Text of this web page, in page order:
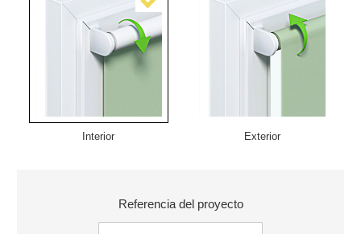
Interior Exterior
Referencia del proyecto